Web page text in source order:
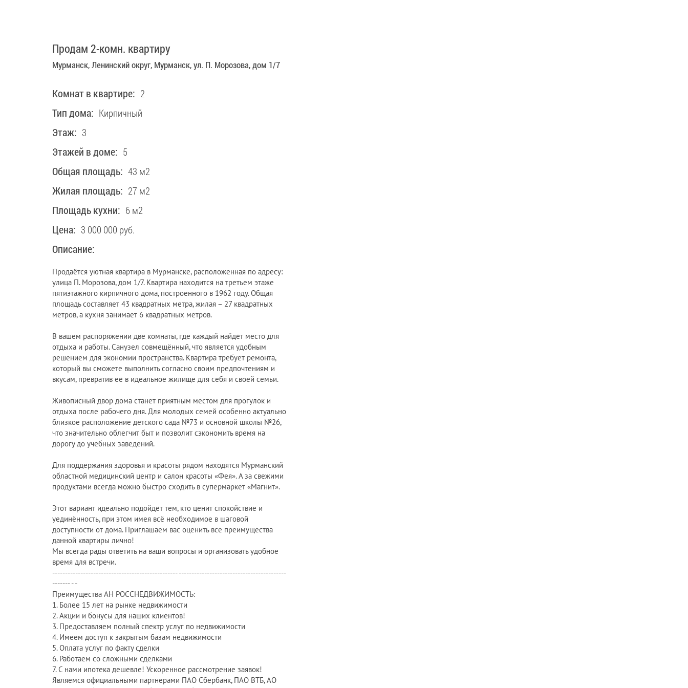
Продам 2-комн. квартиру
Мурманск, Ленинский округ, Мурманск, ул. П. Морозова, дом 1/7
Комнат в квартире: 2
Тип дома: Кирпичный
Этаж: 3
Этажей в доме: 5
Общая площадь: 43 м2
Жилая площадь: 27 м2
Площадь кухни: 6 м2
Цена: 3 000 000 руб.
Описание:
Продаётся уютная квартира в Мурманске, расположенная по адресу:
улица П. Морозова, дом 1/7. Квартира находится на третьем этаже
пятиэтажного кирпичного дома, построенного в 1962 году. Общая
площадь составляет 43 квадратных метра, жилая – 27 квадратных
метров, а кухня занимает 6 квадратных метров.
В вашем распоряжении две комнаты, где каждый найдёт место для
отдыха и работы. Санузел совмещённый, что является удобным
решением для экономии пространства. Квартира требует ремонта,
который вы сможете выполнить согласно своим предпочтениям и
вкусам, превратив её в идеальное жилище для себя и своей семьи.
Живописный двор дома станет приятным местом для прогулок и
отдыха после рабочего дня. Для молодых семей особенно актуально
близкое расположение детского сада №73 и основной школы №26,
что значительно облегчит быт и позволит сэкономить время на
дорогу до учебных заведений.
Для поддержания здоровья и красоты рядом находятся Мурманский
областной медицинский центр и салон красоты «Фея». А за свежими
продуктами всегда можно быстро сходить в супермаркет «Магнит».
Этот вариант идеально подойдёт тем, кто ценит спокойствие и
уединённость, при этом имея всё необходимое в шаговой
доступности от дома. Приглашаем вас оценить все преимущества
данной квартиры лично!
Мы всегда рады ответить на ваши вопросы и организовать удобное
время для встречи.
------------------------------------------------- ------------------------------------------
------- - -
Преимущества АН РОССНЕДВИЖИМОСТЬ:
1. Более 15 лет на рынке недвижимости
2. Акции и бонусы для наших клиентов!
3. Предоставляем полный спектр услуг по недвижимости
4. Имеем доступ к закрытым базам недвижимости
5. Оплата услуг по факту сделки
6. Работаем со сложными сделками
7. С нами ипотека дешевле! Ускоренное рассмотрение заявок!
Являемся официальными партнерами ПАО Сбербанк, ПАО ВТБ, АО